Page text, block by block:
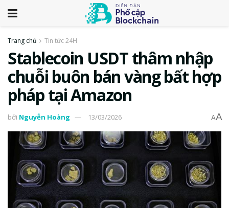
Trang chủ Tin tức 24H
Stablecoin USDT thâm nhập
chuỗi buôn bán vàng bất hợp
pháp tại Amazon
bởi Nguyễn Hoàng 13/03/2026 AA